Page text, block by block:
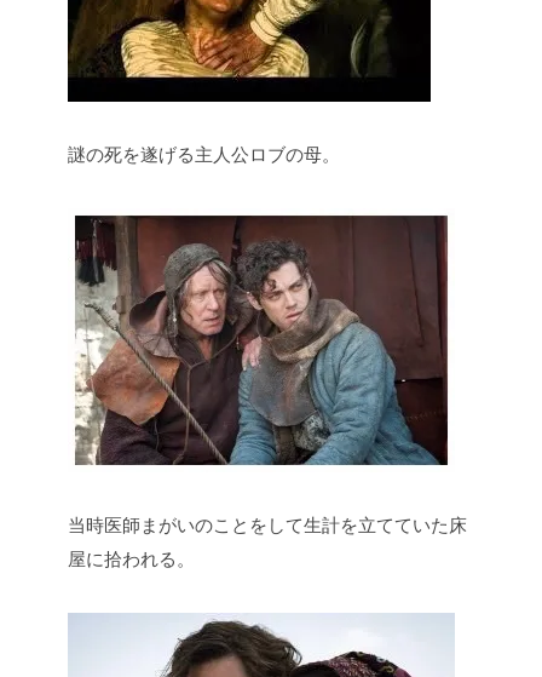
謎の死を遂げる主人公ロブの母。
当時医師まがいのことをして生計を立てていた床
屋に拾われる。